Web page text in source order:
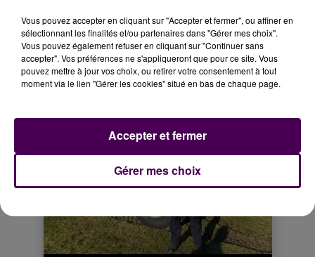
Vous pouvez accepter en cliquant sur "Accepter et fermer", ou affiner en
sélectionnant les finalités et/ou partenaires dans "Gérer mes choix".
Vous pouvez également refuser en cliquant sur "Continuer sans
accepter". Vos préférences ne s'appliqueront que pour ce site. Vous
pouvez mettre à jour vos choix, ou retirer votre consentement à tout
moment via le lien "Gérer les cookies" situé en bas de chaque page.
Gérer mes choix
Accepter et fermer